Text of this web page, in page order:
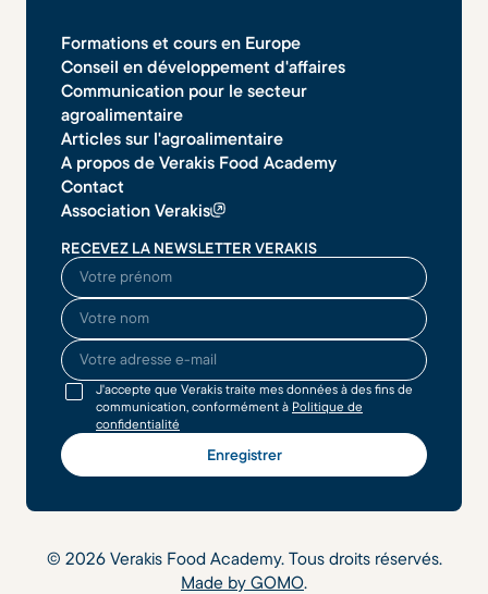
Formations et cours en Europe
Conseil en développement d'affaires
Communication pour le secteur
agroalimentaire
Articles sur l'agroalimentaire
A propos de Verakis Food Academy
Contact
Association Verakis
RECEVEZ LA NEWSLETTER VERAKIS
O seu nome
O seu sobrenome
O seu endereço de email
J'accepte que Verakis traite mes données à des fins de
communication, conformément à Politique de
confidentialité
© 2026Verakis Food Academy. Tous droits réservés.
Made by GOMO.